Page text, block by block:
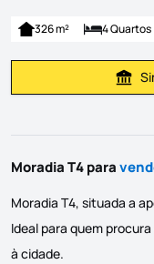
326 m² 4 Quartos
Moradia T4 para
Moradia T4, situada a
Ideal para quem
à cidade.